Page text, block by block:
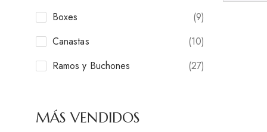
Boxes
(9)
Canastas
(10)
Ramos y Buchones
(27)
MÁS VENDIDOS